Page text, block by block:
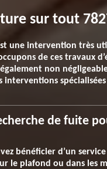
sur tout
une intervention très
de ces travaux
non
interventions
de fuite
bénéficier d’un
le plafond ou dans les